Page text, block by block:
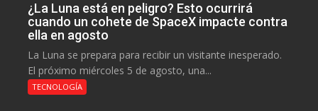
¿La Luna está en peligro? Esto ocurrirá
cuando un cohete de SpaceX impacte contra
ella en agosto
La Luna se prepara para recibir un visitante inesperado.
El próximo miércoles 5 de agosto, una...
TECNOLOGÍA